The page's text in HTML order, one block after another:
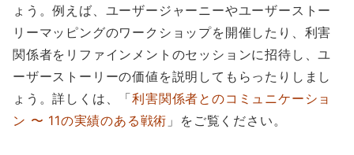
ょう。例えば、ユーザージャーニーやユーザーストー
リーマッピングのワークショップを開催したり、利害
関係者をリファインメントのセッションに招待し、ユ
ーザーストーリーの価値を説明してもらったりしまし
ょう。詳しくは、「利害関係者とのコミュニケーショ
ン 〜 11の実績のある戦術 」をご覧ください。